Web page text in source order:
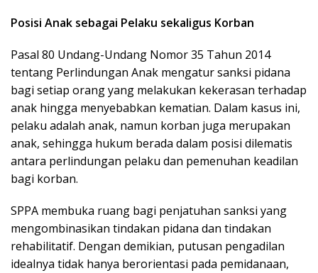
Posisi Anak sebagai Pelaku sekaligus Korban
Pasal 80 Undang-Undang Nomor 35 Tahun 2014
tentang Perlindungan Anak mengatur sanksi pidana
bagi setiap orang yang melakukan kekerasan terhadap
anak hingga menyebabkan kematian. Dalam kasus ini,
pelaku adalah anak, namun korban juga merupakan
anak, sehingga hukum berada dalam posisi dilematis
antara perlindungan pelaku dan pemenuhan keadilan
bagi korban.
SPPA membuka ruang bagi penjatuhan sanksi yang
mengombinasikan tindakan pidana dan tindakan
rehabilitatif. Dengan demikian, putusan pengadilan
idealnya tidak hanya berorientasi pada pemidanaan,